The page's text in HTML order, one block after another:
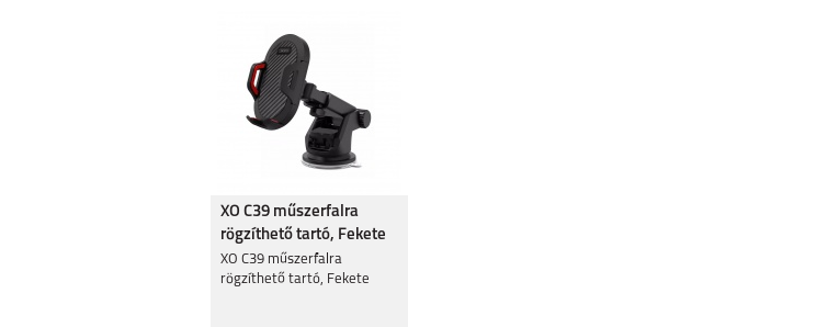
XO C39 műszerfalra
rögzíthető tartó, Fekete
XO C39 műszerfalra
rögzíthető tartó, Fekete